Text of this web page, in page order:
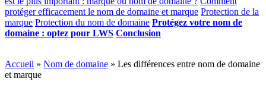
protéger efficacement le nom de domaine et marque Protection de la
marque Protection du nom de domaine Protégez votre nom de
domaine : optez pour LWS Conclusion
Accueil » Nom de domaine » Les différences entre nom de domaine
et marque